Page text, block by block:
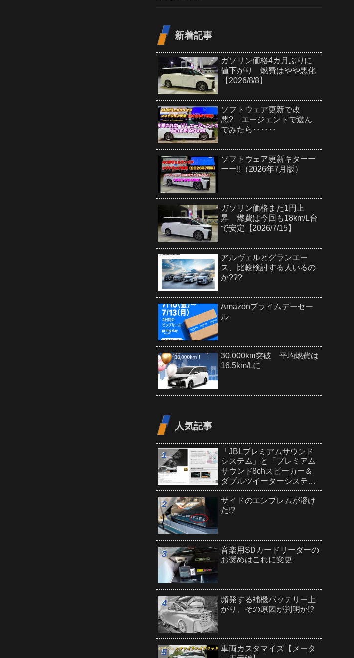
新着記事
ガソリン価格4カ月ぶりに
値下がり 燃費はやや悪化
【2026/8/8】
ソフトウェア更新で改
悪? エージェントで遊ん
でみたら‥‥‥
ソフトウェア更新キターー
ーー!!（2026年7月版）
ガソリン価格また1円上
昇 燃費は今回も18km/L台
で安定【2026/7/15】
アルヴェルとグランエー
ス、比較検討する人いるの
か???
Amazonプライムデーセー
ル
30,000km突破 平均燃費は
16.5km/Lに
人気記事
「JBLプレミアムサウンド
システム」と「プレミアム
サウンド8chスピーカー＆
ダブルツイーターシステ
ム」どっちがいい?
サイドのエンブレムが溶け
た!?
音楽用SDカードリーダーの
お奨めはこれに変更
頻発する補機バッテリー上
がり、その原因が判明か!?
車両カスタマイズ【メータ